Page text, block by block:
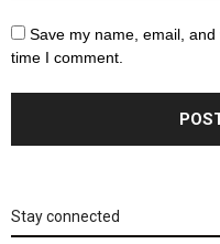
Save my name, email,
time I comment.
Stay connected